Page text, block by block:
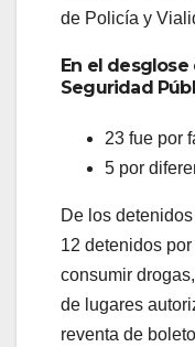
de Policía y
En el
Seguridad
23 fue por
5 por
De los
12 detenidos
consumir
de lugares
reventa de